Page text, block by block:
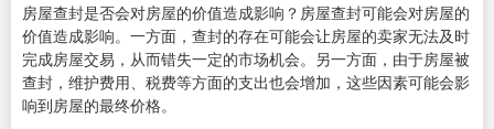
房屋查封是否会对房屋的价值造成影响？房屋查封可能会对房屋的
价值造成影响。一方面，查封的存在可能会让房屋的卖家无法及时
完成房屋交易，从而错失一定的市场机会。另一方面，由于房屋被
查封，维护费用、税费等方面的支出也会增加，这些因素可能会影
响到房屋的最终价格。